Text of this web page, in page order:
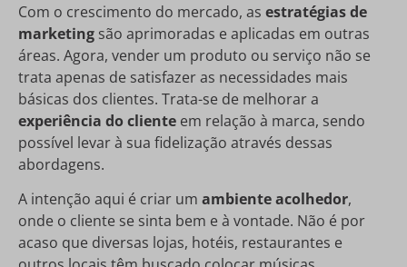
Com o crescimento do mercado, as estratégias de
marketing são aprimoradas e aplicadas em outras
áreas. Agora, vender um produto ou serviço não se
trata apenas de satisfazer as necessidades mais
básicas dos clientes. Trata-se de melhorar a
experiência do cliente em relação à marca, sendo
possível levar à sua fidelização através dessas
abordagens.
A intenção aqui é criar um ambiente acolhedor,
onde o cliente se sinta bem e à vontade. Não é por
acaso que diversas lojas, hotéis, restaurantes e